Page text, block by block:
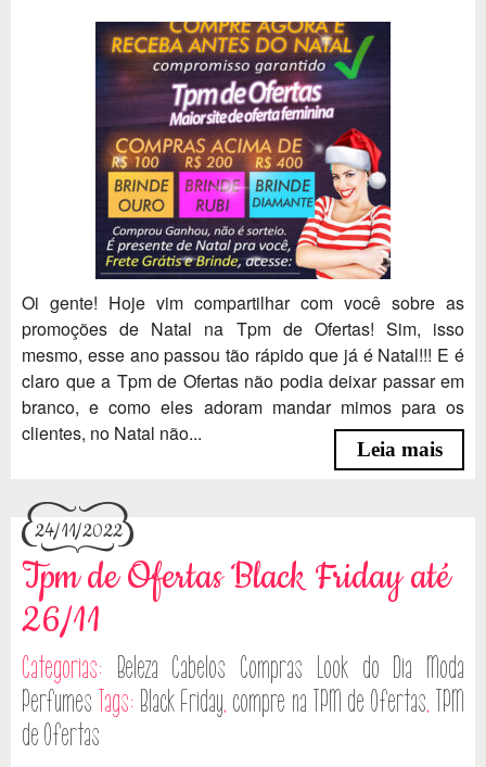
Oi gente! Hoje vim compartilhar com você sobre as
promoções de Natal na Tpm de Ofertas! Sim, isso
mesmo, esse ano passou tão rápido que já é Natal!!! E é
claro que a Tpm de Ofertas não podia deixar passar em
branco, e como eles adoram mandar mimos para os
clientes, no Natal não...
Leia mais
24/11/2022
Tpm de Ofertas Black Friday até
26/11
Categorias: Beleza Cabelos Compras Look do Dia Moda
Perfumes Tags: Black Friday, compre na TPM de Ofertas, TPM
de Ofertas